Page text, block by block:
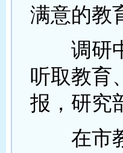
满意的教
调研中
听取教育
报，研究
在市教